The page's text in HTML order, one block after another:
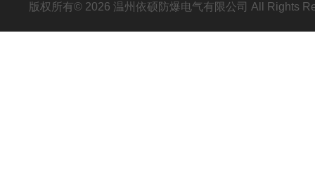
版权所有© 2026 温州依硕防爆电气有限公司 All Rights